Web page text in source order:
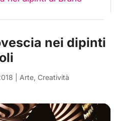
nei dipinti
Arte, Creatività